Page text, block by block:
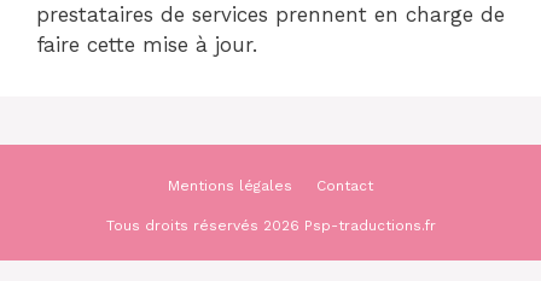
prestataires de services prennent en charge de
faire cette mise à jour.
Mentions légales Contact
Tous droits réservés 2026 Psp-traductions.fr